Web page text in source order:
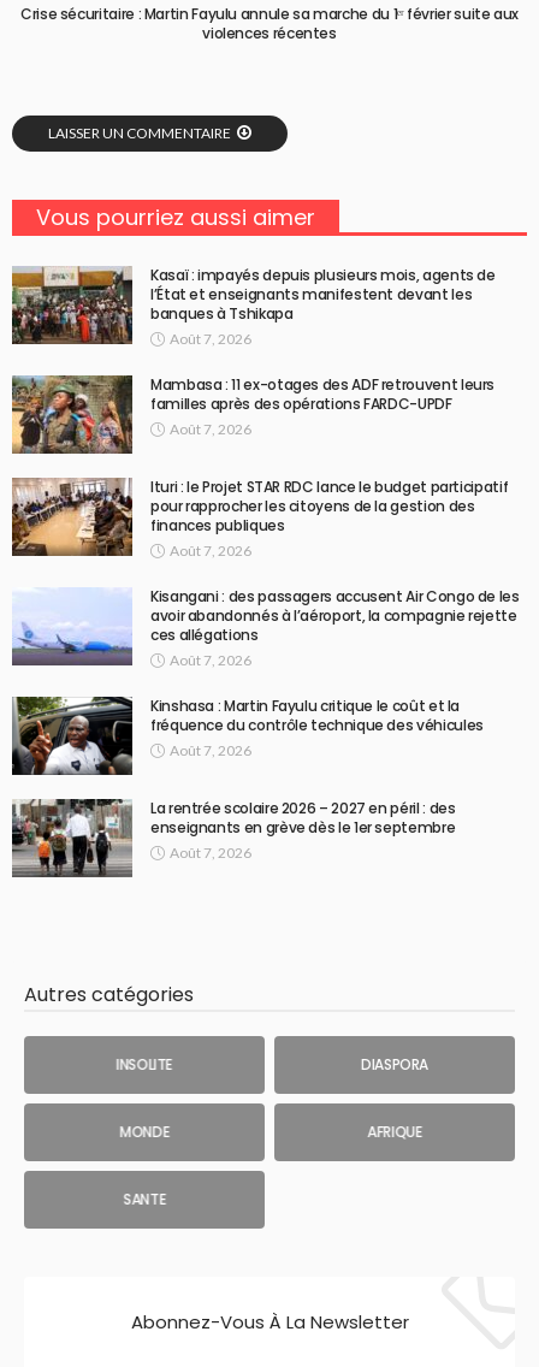
Crise sécuritaire : Martin Fayulu annule sa marche du 1ᵉʳ février suite aux
violences récentes
LAISSER UN COMMENTAIRE
Vous pourriez aussi aimer
Kasaï : impayés depuis plusieurs mois, agents de
l’État et enseignants manifestent devant les
banques à Tshikapa
Août 7, 2026
Mambasa : 11 ex-otages des ADF retrouvent leurs
familles après des opérations FARDC-UPDF
Août 7, 2026
Ituri : le Projet STAR RDC lance le budget participatif
pour rapprocher les citoyens de la gestion des
finances publiques
Août 7, 2026
Kisangani : des passagers accusent Air Congo de les
avoir abandonnés à l’aéroport, la compagnie rejette
ces allégations
Août 7, 2026
Kinshasa : Martin Fayulu critique le coût et la
fréquence du contrôle technique des véhicules
Août 7, 2026
La rentrée scolaire 2026 – 2027 en péril : des
enseignants en grève dès le 1er septembre
Août 7, 2026
Autres catégories
INSOLITE DIASPORA
MONDE AFRIQUE
SANTE
Abonnez-Vous À La Newsletter